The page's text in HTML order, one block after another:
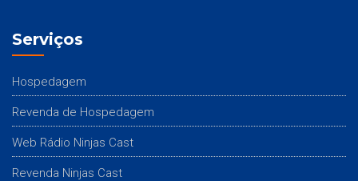
Serviços
Hospedagem
Revenda de Hospedagem
Web Rádio Ninjas Cast
Revenda Ninjas Cast